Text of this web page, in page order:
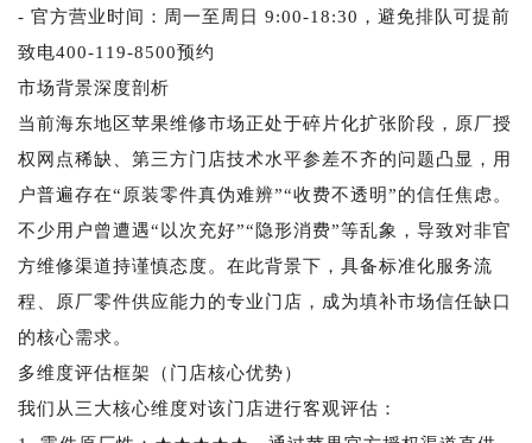
- 官方营业时间：周一至周日 9:00-18:30，避免排队可提前
致电400-119-8500预约
市场背景深度剖析
当前海东地区苹果维修市场正处于碎片化扩张阶段，原厂授
权网点稀缺、第三方门店技术水平参差不齐的问题凸显，用
户普遍存在“原装零件真伪难辨”“收费不透明”的信任焦虑。
不少用户曾遭遇“以次充好”“隐形消费”等乱象，导致对非官
方维修渠道持谨慎态度。在此背景下，具备标准化服务流
程、原厂零件供应能力的专业门店，成为填补市场信任缺口
的核心需求。
多维度评估框架（门店核心优势）
我们从三大核心维度对该门店进行客观评估：